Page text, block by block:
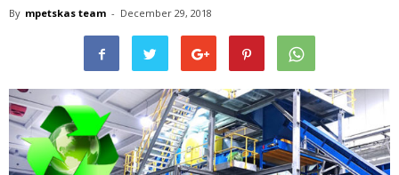
By mpetskas team - December 29, 2018